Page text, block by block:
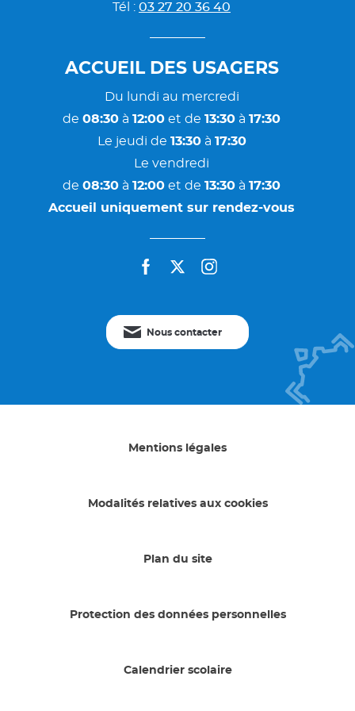
Tél : 03 27 20 36 40
ACCUEIL DES USAGERS
Du lundi au mercredi
de 08:30 à 12:00 et de 13:30 à 17:30
Le jeudi de 13:30à 17:30
Le vendredi
de 08:30 à 12:00 et de 13:30 à 17:30
Accueil uniquement sur rendez-vous
facebooktwitterinstagram
Nous contacter
Mentions légales
Modalités relatives aux cookies
Plan du site
Protection des données personnelles
Calendrier scolaire